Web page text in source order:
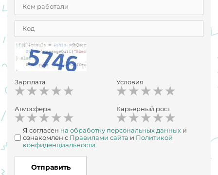
Зарплата Условия
Атмосфера Карьерный рост
Я согласен на обработку персональных данных и
ознакомлен с Правилами сайта и Политикой
конфиденциальности
Отправить